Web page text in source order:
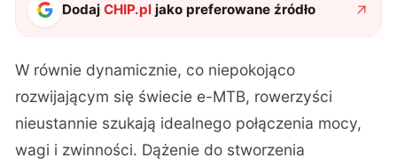
DodajCHIP.pl jako preferowane źródło
W równie dynamicznie, co niepokojąco
rozwijającym się świecie e-MTB, rowerzyści
nieustannie szukają idealnego połączenia mocy,
wagi i zwinności. Dążenie do stworzenia